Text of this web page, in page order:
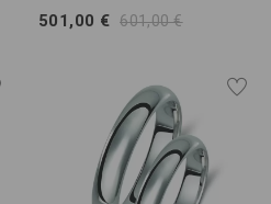
501,00 € 601,00 €